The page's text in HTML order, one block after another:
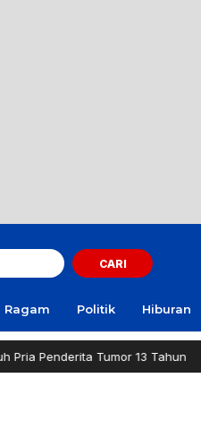
CARI
Ragam Politik Hiburan
Tumor 13 Tahun